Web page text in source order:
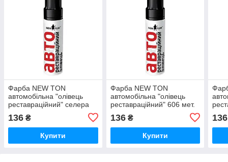
Фарба NEW TON
автомобільна "олівець
реставраційний" селера
136 ₴
Купити
Фарба NEW TON
автомобільна "олівець
реставраційний" 606 мет.
136₴
Купити
136